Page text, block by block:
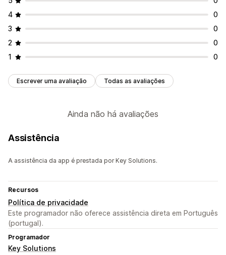
4
0
3
0
2
0
1
0
Escrever uma avaliação Todas as avaliações
Ainda não há avaliações
Assistência
A assistência da app é prestada por Key Solutions.
Recursos
Política de privacidade
Este programador não oferece assistência direta em Português
(portugal).
Programador
Key Solutions